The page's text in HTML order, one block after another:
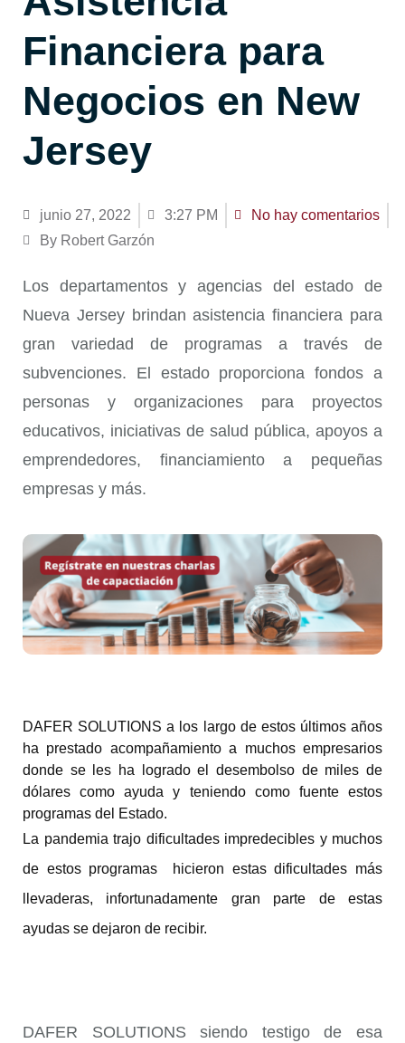
Financiera para
Negocios en New
Jersey
junio 27, 2022 3:27 PM
No hay comentarios
By Robert Garzón
Los departamentos y agencias del estado de
Nueva Jersey brindan asistencia financiera para
gran variedad de programas a través de
subvenciones. El estado proporciona fondos a
personas y organizaciones para proyectos
educativos, iniciativas de salud pública, apoyos a
emprendedores, financiamiento a pequeñas
empresas y más.
DAFER SOLUTIONS a los largo de estos últimos años
ha prestado acompañamiento a muchos empresarios
donde se les ha logrado el desembolso de miles de
dólares como ayuda y teniendo como fuente estos
programas del Estado.
La pandemia trajo dificultades impredecibles y muchos
de estos programas  hicieron estas dificultades más
llevaderas, infortunadamente gran parte de estas
ayudas se dejaron de recibir.
DAFER SOLUTIONS siendo testigo de esa